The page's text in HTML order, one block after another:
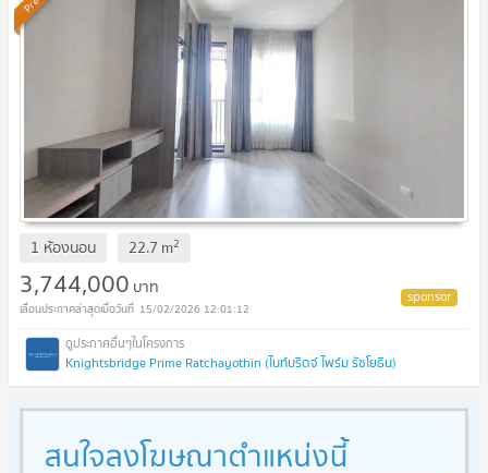
1 ห้องนอน 22.7 m2
3,744,000 บาท
15/02/2026 12:01:12
Knightsbridge Prime Ratchayothin (ไนท์บริดจ์ ไพร์ม รัชโยธิน)